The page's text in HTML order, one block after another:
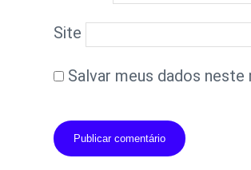
Site
Salvar meus dados